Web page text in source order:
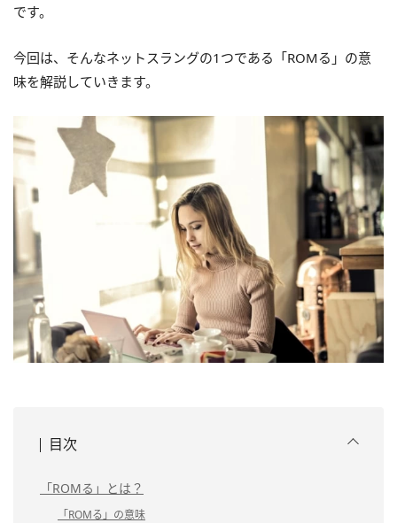
です。
今回は、そんなネットスラングの1つである「ROMる」の意
味を解説していきます。
目次
「ROMる」とは？
「ROMる」の意味